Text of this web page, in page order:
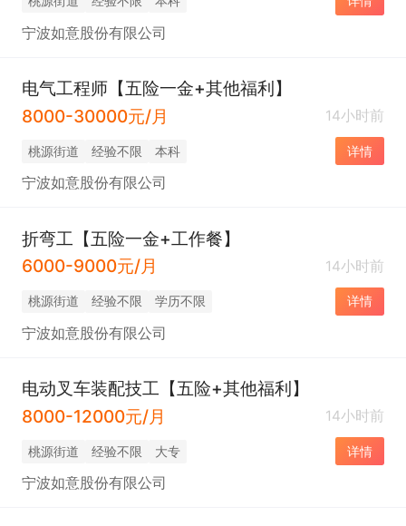
宁波如意股份有限公司
电气工程师【五险一金+其他福利】
8000-30000元/月
14小时前
桃源街道 经验不限 本科 详情
宁波如意股份有限公司
折弯工【五险一金+工作餐】
6000-9000元/月
14小时前
桃源街道 经验不限 学历不限 详情
宁波如意股份有限公司
电动叉车装配技工【五险+其他福利】
8000-12000元/月
14小时前
桃源街道 经验不限 大专 详情
宁波如意股份有限公司